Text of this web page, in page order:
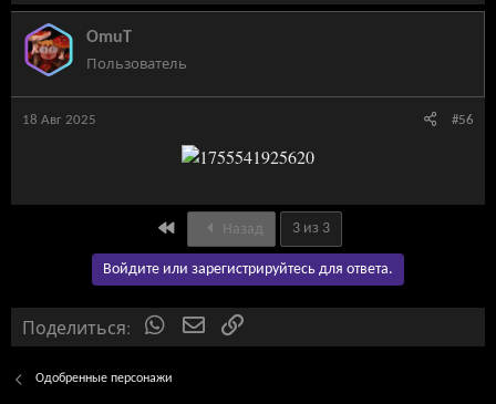
OmuT
Пользователь
18 Авг 2025 #56
Назад 3 из 3
Войдите или зарегистрируйтесь для ответа.
Поделиться: WhatsAppЭлектронная почта
Одобренные персонажи